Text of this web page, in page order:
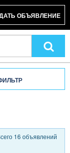
ОБЪЯВЛЕНИЕ
16 объявлений